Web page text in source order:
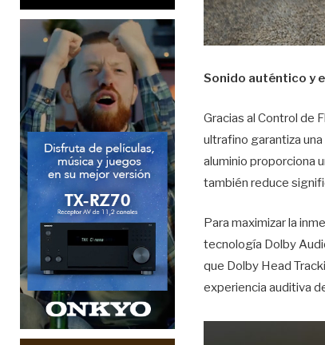
Sonido auténtico y
Gracias al Control de
ultrafino garantiza
aluminio proporciona
también reduce
Para maximizar la
tecnología Dolby
que Dolby Head
experiencia auditiva